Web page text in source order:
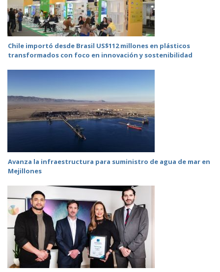
Chile importó desde Brasil US$112 millones en plásticos
transformados con foco en innovación y sostenibilidad
Avanza la infraestructura para suministro de agua de mar en
Mejillones